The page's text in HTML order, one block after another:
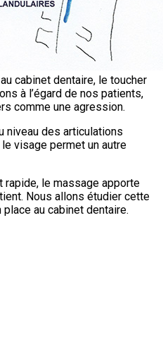
cabinet dentaire, le toucher
à l’égard de nos patients,
comme une agression.
niveau des articulations
visage permet un autre
rapide, le massage apporte
Nous allons étudier cette
au cabinet dentaire.